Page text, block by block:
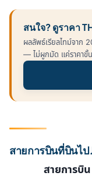
สนใจ? ดูราคา
ผลลัพธ์เรียลไทม์จาก
— ไม่ผูกมัด แค่ราคาขั้
สายการบินที่บินไป
สายการบิน